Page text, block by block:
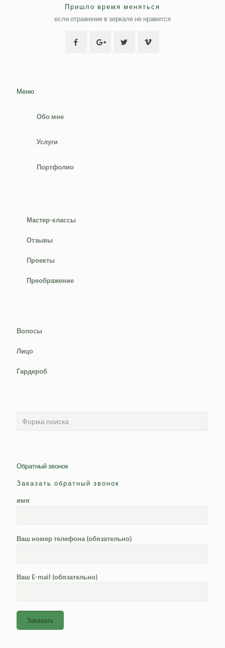
Пришло время меняться
если отражение в зеркале не нравится
Меню
Обо мне
Услуги
Портфолио
Мастер-классы
Отзывы
Проекты
Преображение
Волосы
Лицо
Гардероб
Обратный звонок
Заказать обратный звонок
имя
Ваш номер телефона (обязательно)
Ваш E-mail (обязательно)